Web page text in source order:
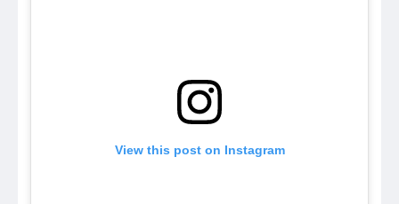
View this post on Instagram